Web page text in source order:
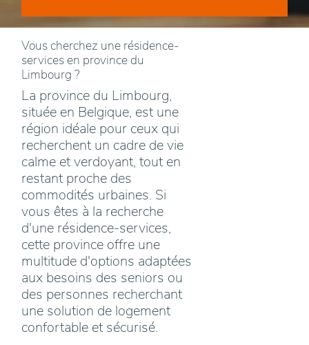
Vous cherchez une résidence-
services en province du
Limbourg ?
La province du Limbourg,
située en Belgique, est une
région idéale pour ceux qui
recherchent un cadre de vie
calme et verdoyant, tout en
restant proche des
commodités urbaines. Si
vous êtes à la recherche
d'une résidence-services,
cette province offre une
multitude d'options adaptées
aux besoins des seniors ou
des personnes recherchant
une solution de logement
confortable et sécurisé.